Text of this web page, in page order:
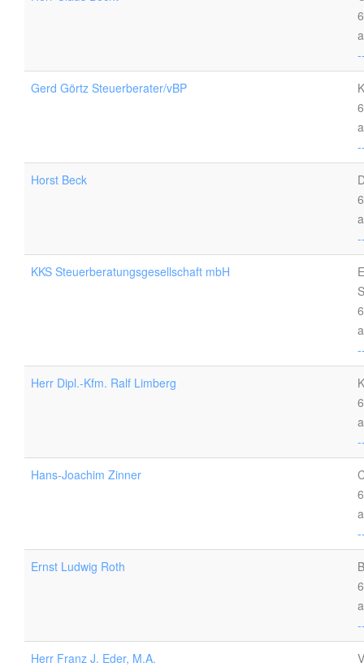
Gerd Görtz Steuerberater/vBP
Horst Beck
KKS Steuerberatungsgesellschaft mbH
Herr Dipl.-Kfm. Ralf Limberg
Hans-Joachim Zinner
Ernst Ludwig Roth
Herr Franz J. Eder, M.A.